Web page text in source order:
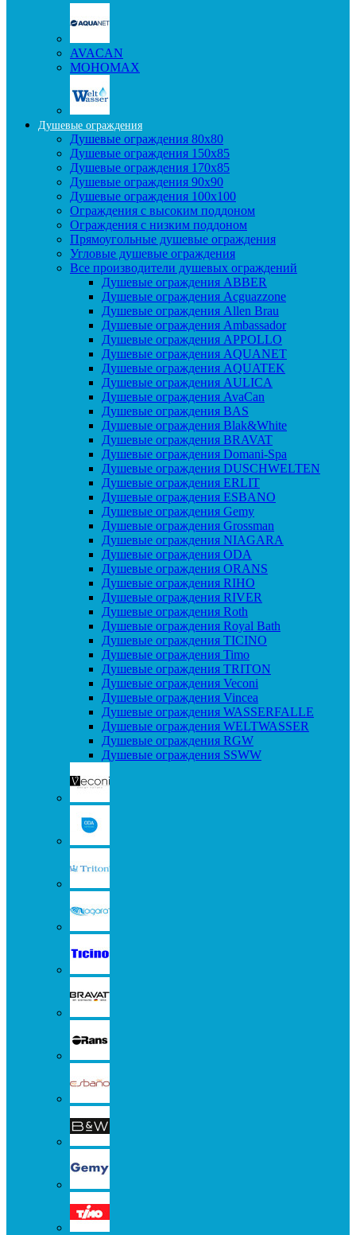
AVACAN
МОНОМАХ
Душевые ограждения
Душевые ограждения 80x80
Душевые ограждения 150x85
Душевые ограждения 170x85
Душевые ограждения 90x90
Душевые ограждения 100x100
Ограждения с высоким поддоном
Ограждения с низким поддоном
Прямоугольные душевые ограждения
Угловые душевые ограждения
Все производители душевых ограждений
Душевые ограждения ABBER
Душевые ограждения Acguazzone
Душевые ограждения Allen Brau
Душевые ограждения Ambassador
Душевые ограждения APPOLLO
Душевые ограждения AQUANET
Душевые ограждения AQUATEK
Душевые ограждения AULICA
Душевые ограждения AvaCan
Душевые ограждения BAS
Душевые ограждения Blak&White
Душевые ограждения BRAVAT
Душевые ограждения Domani-Spa
Душевые ограждения DUSCHWELTEN
Душевые ограждения ERLIT
Душевые ограждения ESBANO
Душевые ограждения Gemy
Душевые ограждения Grossman
Душевые ограждения NIAGARA
Душевые ограждения ODA
Душевые ограждения ORANS
Душевые ограждения RIHO
Душевые ограждения RIVER
Душевые ограждения Roth
Душевые ограждения Royal Bath
Душевые ограждения TICINO
Душевые ограждения Timo
Душевые ограждения TRITON
Душевые ограждения Veconi
Душевые ограждения Vincea
Душевые ограждения WASSERFALLE
Душевые ограждения WELTWASSER
Душевые ограждения RGW
Душевые ограждения SSWW